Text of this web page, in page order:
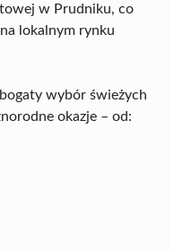
w Prudniku, co
lokalnym rynku
wybór świeżych
okazje – od: